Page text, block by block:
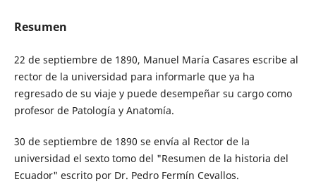
Resumen
22 de septiembre de 1890, Manuel María Casares escribe al
rector de la universidad para informarle que ya ha
regresado de su viaje y puede desempeñar su cargo como
profesor de Patología y Anatomía.
30 de septiembre de 1890 se envía al Rector de la
universidad el sexto tomo del "Resumen de la historia del
Ecuador" escrito por Dr. Pedro Fermín Cevallos.